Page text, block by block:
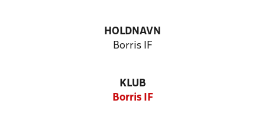
HOLDNAVN
Borris IF
KLUB
Borris IF